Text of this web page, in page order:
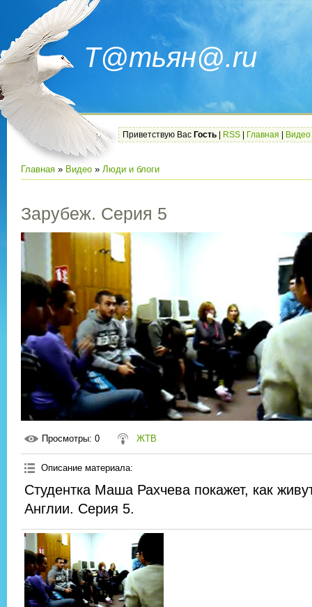
Т@тьян@.ru
Приветствую Вас Гость RSS Главная Видео
Главная » Видео » Люди и блоги
Зарубеж. Серия 5
Просмотры: 0 ЖТВ
Описание материала:
Студентка Маша Рахчева покажет, как
Англии. Серия 5.